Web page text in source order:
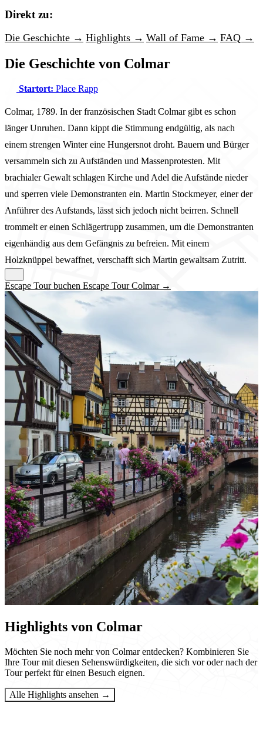
Direkt zu:
Die Geschichte → Highlights → Wall of Fame → FAQ →
Die Geschichte von Colmar
Startort: Place Rapp
Colmar, 1789. In der französischen Stadt Colmar gibt es schon
länger Unruhen. Dann kippt die Stimmung endgültig, als nach
einem strengen Winter eine Hungersnot droht. Bauern und Bürger
versammeln sich zu Aufständen und Massenprotesten. Mit
brachialer Gewalt schlagen Kirche und Adel die Aufstände nieder
und sperren viele Demonstranten ein. Martin Stockmeyer, einer der
Anführer des Aufstands, lässt sich jedoch nicht beirren. Schnell
trommelt er einen Schlägertrupp zusammen, um die Demonstranten
eigenhändig aus dem Gefängnis zu befreien. Mit einem
Holzknüppel bewaffnet, verschafft sich Martin gewaltsam Zutritt.
Escape Tour buchen Escape Tour Colmar →
Highlights von Colmar
Möchten Sie noch mehr von Colmar entdecken? Kombinieren Sie
Ihre Tour mit diesen Sehenswürdigkeiten, die sich vor oder nach der
Tour perfekt für einen Besuch eignen.
Alle Highlights ansehen →